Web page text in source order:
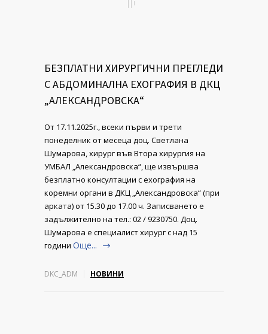
БЕЗПЛАТНИ ХИРУРГИЧНИ ПРЕГЛЕДИ
С АБДОМИНАЛНА ЕХОГРАФИЯ В ДКЦ
„АЛЕКСАНДРОВСКА“
От 17.11.2025г., всеки първи и трети
понеделник от месеца доц. Светлана
Шумарова, хирург във Втора хирургия на
УМБАЛ „Александровска“, ще извършва
безплатно консултации с ехография на
коремни органи в ДКЦ „Александровска“ (при
арката) от 15.30 до 17.00 ч. Записването е
задължително на тел.: 02 / 9230750. Доц.
Шумарова е специалист хирург с над 15
години Още...
DKC_ADM НОВИНИ